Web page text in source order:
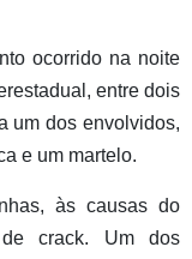
ocorrido na noite
entre dois
um dos envolvidos,
e um martelo.
às causas do
de crack. Um dos